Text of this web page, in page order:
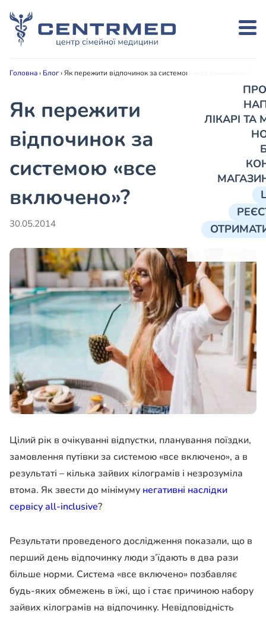
ЛІКАРІ
Головна› Блог›Як пережити відпочинок за системою «все включено»?
Як пережити
відпочинок за
системою «все
включено»?
30.05.2014
Цілий рік в очікуванні відпустки, планування поїздки,
замовлення путівки за системою «все включено», а в
результаті – кілька зайвих кілограмів і незрозуміла
втома. Як звести до мінімуму негативні наслідки
сервісу all-inclusive?
Результати проведеного дослідження показали, що в
перший день відпочинку люди з’їдають в два рази
більше норми. Система «все включено» позбавляє
будь-яких обмежень в їжі, що і стає причиною набору
зайвих кілограмів на відпочинку. Невідповідність